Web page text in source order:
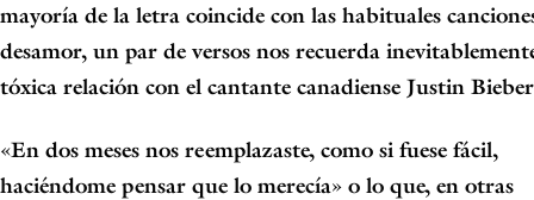
mayoría de la letra coincide con las habituales
desamor, un par de versos nos recuerda
tóxica relación con el cantante canadiense Justin Bieber
«En dos meses nos reemplazaste, como si fuese fácil,
haciéndome pensar que lo merecía» o lo que, en otras